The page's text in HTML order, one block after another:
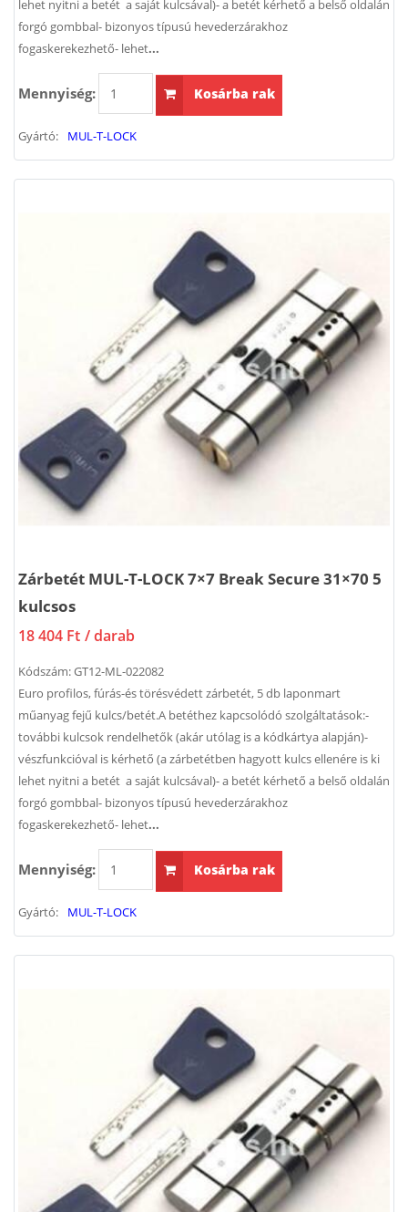
lehet nyitni a betét a saját kulcsával)- a betét kérhető a belső oldalán
forgó gombbal- bizonyos típusú hevederzárakhoz
fogaskerekezhető- lehet...
Mennyiség: Kosárba rak
Gyártó: MUL-T-LOCK
Zárbetét MUL-T-LOCK 7×7 Break Secure 31×70 5
kulcsos
18 404 Ft / darab
Kódszám:GT12-ML-022082
Euro profilos, fúrás-és törésvédett zárbetét, 5 db laponmart
műanyag fejű kulcs/betét.A betéthez kapcsolódó szolgáltatások:-
további kulcsok rendelhetők (akár utólag is a kódkártya alapján)-
vészfunkcióval is kérhető (a zárbetétben hagyott kulcs ellenére is ki
lehet nyitni a betét a saját kulcsával)- a betét kérhető a belső oldalán
forgó gombbal- bizonyos típusú hevederzárakhoz
fogaskerekezhető- lehet...
Mennyiség: Kosárba rak
Gyártó: MUL-T-LOCK